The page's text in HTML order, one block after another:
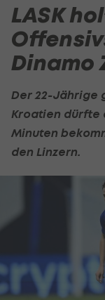
LASK
Dinamo
Der 22-Jährige
Kroatien dürfte
Minuten
den Linzern.